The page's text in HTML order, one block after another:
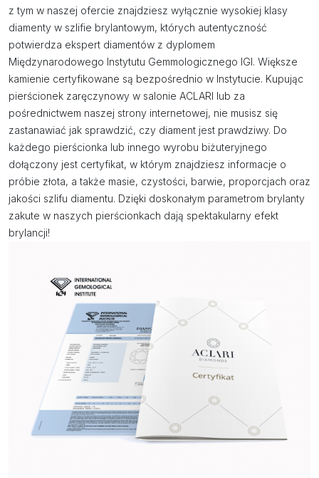
z tym w naszej ofercie znajdziesz wyłącznie wysokiej klasy
diamenty w szlifie brylantowym, których autentyczność
potwierdza ekspert diamentów z dyplomem
Międzynarodowego Instytutu Gemmologicznego IGI. Większe
kamienie certyfikowane są bezpośrednio w Instytucie. Kupując
pierścionek zaręczynowy w salonie ACLARI lub za
pośrednictwem naszej strony internetowej, nie musisz się
zastanawiać jak sprawdzić, czy diament jest prawdziwy. Do
każdego pierścionka lub innego wyrobu biżuteryjnego
dołączony jest certyfikat, w którym znajdziesz informacje o
próbie złota, a także masie, czystości, barwie, proporcjach oraz
jakości szlifu diamentu. Dzięki doskonałym parametrom brylanty
zakute w naszych pierścionkach dają spektakularny efekt
brylancji!